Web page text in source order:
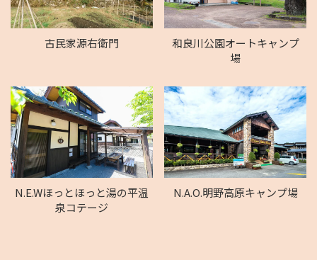
古民家源右衛門
和良川公園オートキャンプ
場
N.E.Wほっとほっと湯の平温
泉コテージ
N.A.O.明野高原キャンプ場